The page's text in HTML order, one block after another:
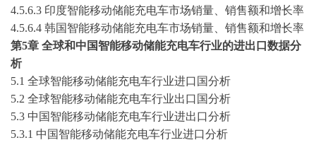
4.5.6.3 印度智能移动储能充电车市场销量、销售额和增长率
4.5.6.4 韩国 智能移动储能充电车市场销量、销售额和增长率
第5章 全球和中国智能移动储能充电车行业的进出口数据分
析
5.1 全球智能移动储能充电车行业进口国分析
5.2 全球智能移动储能充电车行业出口国分析
5.3 中国 智能移动储能充电车行业进出口分析
5.3.1 中国 智能移动储能充电车行业进口分析